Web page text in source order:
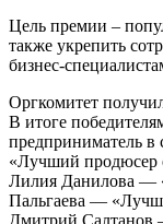
Цель премии –
также укрепить
бизнес-
Оргкомитет
В итоге
предприниматель
«Лучший продюсер
Лилия Данилова —
Пальгаева —